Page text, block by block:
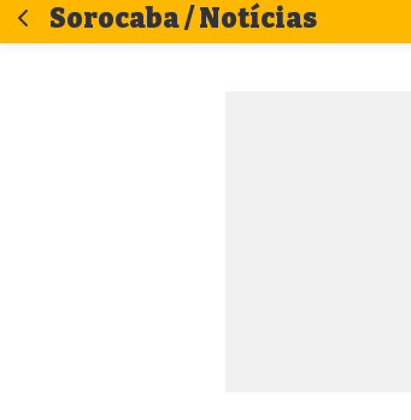
Sorocaba / Notícias